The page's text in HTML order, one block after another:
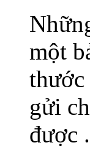
một
thước
gửi
được